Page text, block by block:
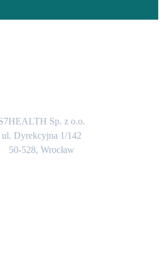
Sp. z o.o.
ul. Dyrekcyjna 1/142
50-528, Wrocław